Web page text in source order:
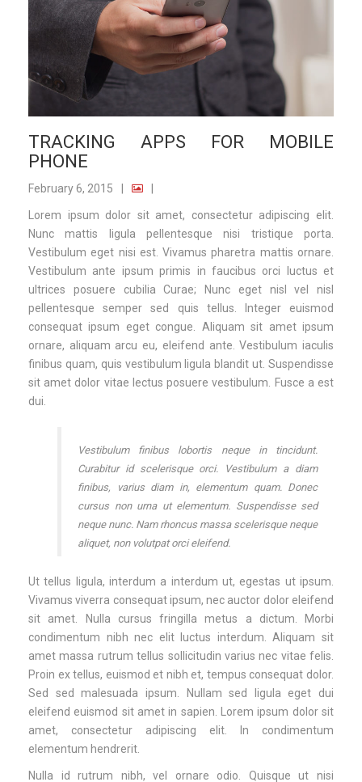
TRACKING APPS FOR MOBILE
PHONE
February 6, 2015
Lorem ipsum dolor sit amet, consectetur adipiscing elit.
Nunc mattis ligula pellentesque nisi tristique porta.
Vestibulum eget nisi est. Vivamus pharetra mattis ornare.
Vestibulum ante ipsum primis in faucibus orci luctus et
ultrices posuere cubilia Curae; Nunc eget nisl vel nisl
pellentesque semper sed quis tellus. Integer euismod
consequat ipsum eget congue. Aliquam sit amet ipsum
ornare, aliquam arcu eu, eleifend ante. Vestibulum iaculis
finibus quam, quis vestibulum ligula blandit ut. Suspendisse
sit amet dolor vitae lectus posuere vestibulum. Fusce a est
dui.
Vestibulum finibus lobortis neque in tincidunt.
Curabitur id scelerisque orci. Vestibulum a diam
finibus, varius diam in, elementum quam. Donec
cursus non urna ut elementum. Suspendisse sed
neque nunc. Nam rhoncus massa scelerisque neque
aliquet, non volutpat orci eleifend.
Ut tellus ligula, interdum a interdum ut, egestas ut ipsum.
Vivamus viverra consequat ipsum, nec auctor dolor eleifend
sit amet. Nulla cursus fringilla metus a dictum. Morbi
condimentum nibh nec elit luctus interdum. Aliquam sit
amet massa rutrum tellus sollicitudin varius nec vitae felis.
Proin ex tellus, euismod et nibh et, tempus consequat dolor.
Sed sed malesuada ipsum. Nullam sed ligula eget dui
eleifend euismod sit amet in sapien. Lorem ipsum dolor sit
amet, consectetur adipiscing elit. In condimentum
elementum hendrerit.
Nulla id rutrum nibh, vel ornare odio. Quisque ut nisi